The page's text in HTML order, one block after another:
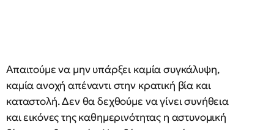
Απαιτούμε να μην υπάρξει καμία συγκάλυψη,
καμία ανοχή απέναντι στην κρατική βία και
καταστολή. Δεν θα δεχθούμε να γίνει συνήθεια
και εικόνες της καθημερινότητας η αστυνομική